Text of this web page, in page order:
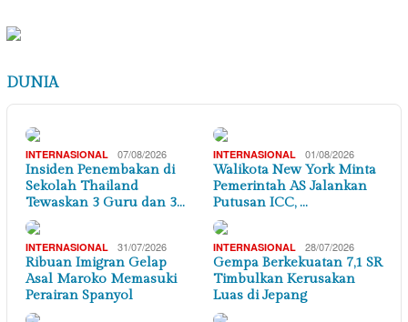
DUNIA
INTERNASIONAL 07/08/2026
Insiden Penembakan di
Sekolah Thailand
Tewaskan 3 Guru dan 3…
INTERNASIONAL 01/08/2026
Walikota New York Minta
Pemerintah AS Jalankan
Putusan ICC, …
INTERNASIONAL 31/07/2026
Ribuan Imigran Gelap
Asal Maroko Memasuki
Perairan Spanyol
INTERNASIONAL 28/07/2026
Gempa Berkekuatan 7,1 SR
Timbulkan Kerusakan
Luas di Jepang